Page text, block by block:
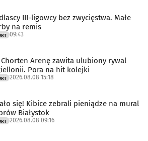
III-ligowcy bez zwycięstwa. Małe
na remis
09:43
Chorten Arenę zawita ulubiony rywal
Pora na hit kolejki
2026.08.08 15:18
się! Kibice zebrali pieniądze na mural
Białystok
2026.08.08 09:16